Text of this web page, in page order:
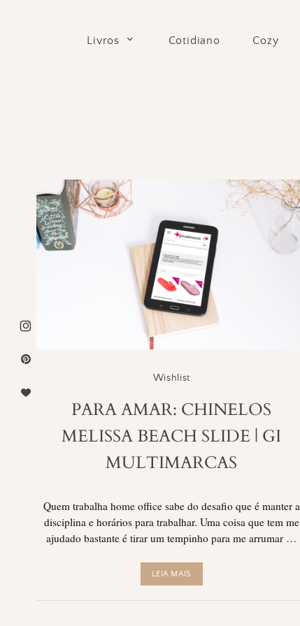
Livros Cotidiano Cozy
Wishlist
PARA AMAR: CHINELOS
MELISSA BEACH SLIDE | GI
MULTIMARCAS
Quem trabalha home office sabe do desafio que é manter a
disciplina e horários para trabalhar. Uma coisa que tem me
ajudado bastante é tirar um tempinho para me arrumar …
LEIA MAIS